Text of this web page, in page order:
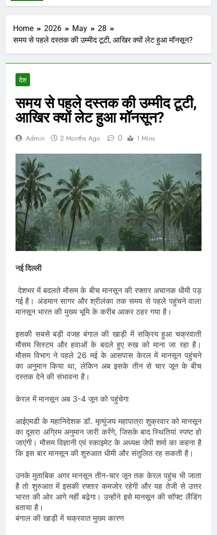
Home 2026 May
28
समय से पहले दस्तक की उम्मीद टूटी, आखिर क्यों लेट हुआ मॉनसून?
देश
समय से पहले दस्तक की उम्मीद टूटी,
आखिर क्यों लेट हुआ मॉनसून?
Admin 2 Months Ago 0 1 Mins
नई दिल्ली
देशभर में बदलते मौसम के बीच मानसून की रफ्तार अचानक धीमी पड़
गई है। अंडमान सागर और श्रीलंका तक समय से पहले पहुंचने वाला
मानसून भारत की मुख्य भूमि के करीब आकर ठहर गया है।
इसकी सबसे बड़ी वजह बंगाल की खाड़ी में सक्रिय हुआ चक्रवाती
मौसम सिस्टम और हवाओं के बदले हुए रुख को माना जा रहा है।
मौसम विभाग ने पहले 26 मई के आसपास केरल में मानसून पहुंचने
का अनुमान किया था, लेकिन अब इसके तीन से चार जून के बीच
दस्तक देने की संभावना है।
केरल में मानसून अब 3-4 जून को पहुंचेगा
आईएमडी के महानिदेशक डॉ. मृत्युंजय महापात्रा शुक्रवार को मानसून
का दूसरा अग्रिम अनुमान जारी करेंगे, जिसके बाद स्थितियां स्पष्ट हो
जाएंगी। मौसम विज्ञानी एवं स्काइमेट के अध्यक्ष जेपी शर्मा का कहना है
कि इस बार मानसून की शुरुआत धीमी और संतुलित रह सकती है।
उनके मुताबिक अगर मानसून तीन-चार जून तक केरल पहुंच भी जाता
है तो शुरुआत में इसकी रफ्तार कमजोर रहेगी और यह तेजी से उत्तर
भारत की ओर आगे नहीं बढ़ेगा। उन्होंने इसे मानसून की सॉफ्ट लैंडिंग
बताया है।
बंगाल की खाड़ी में चक्रवात मुख्य कारण